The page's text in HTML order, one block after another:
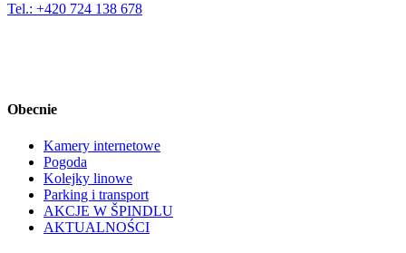
Tel.: +420 724 138 678
Obecnie
Kamery internetowe
Pogoda
Kolejky linowe
Parking i transport
AKCJE W ŠPINDLU
AKTUALNOŚCI